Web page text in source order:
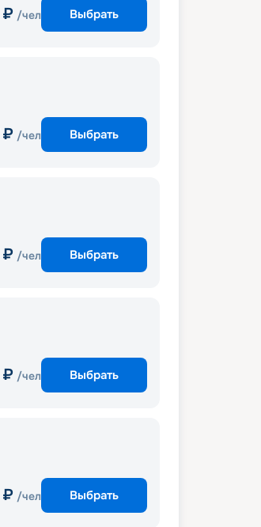
₽ /чел Выбрать
₽ /чел Выбрать
₽ /чел Выбрать
₽ /чел Выбрать
₽ /чел Выбрать